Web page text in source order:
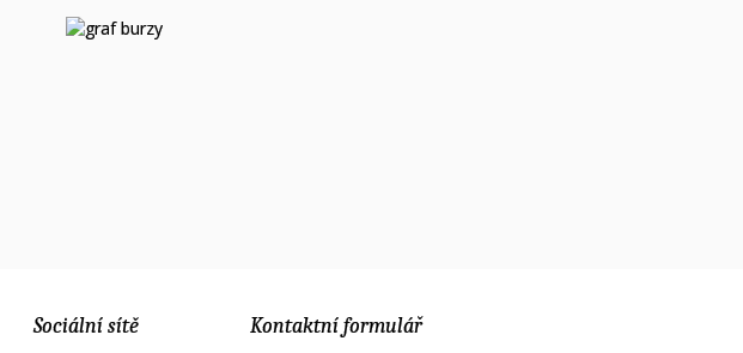
Sociální sítě Kontaktní formulář